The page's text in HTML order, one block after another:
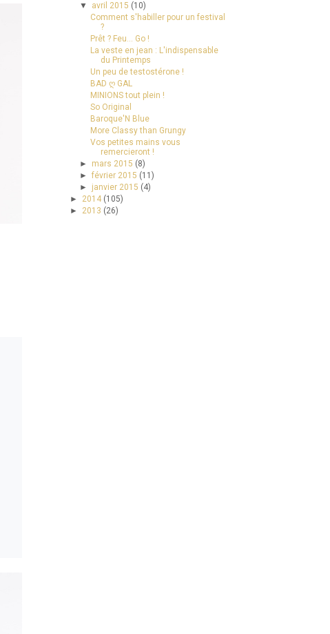
▼ avril 2015 (10)
Comment s'habiller pour un festival
?
Prêt ? Feu... Go !
La veste en jean : L'indispensable
du Printemps
Un peu de testostérone !
BAD ღ GAL
MINIONS tout plein !
So Original
Baroque'N Blue
More Classy than Grungy
Vos petites mains vous
remercieront !
► mars 2015 (8)
►février 2015 (11)
► janvier 2015 (4)
► 2014 (105)
► 2013 (26)